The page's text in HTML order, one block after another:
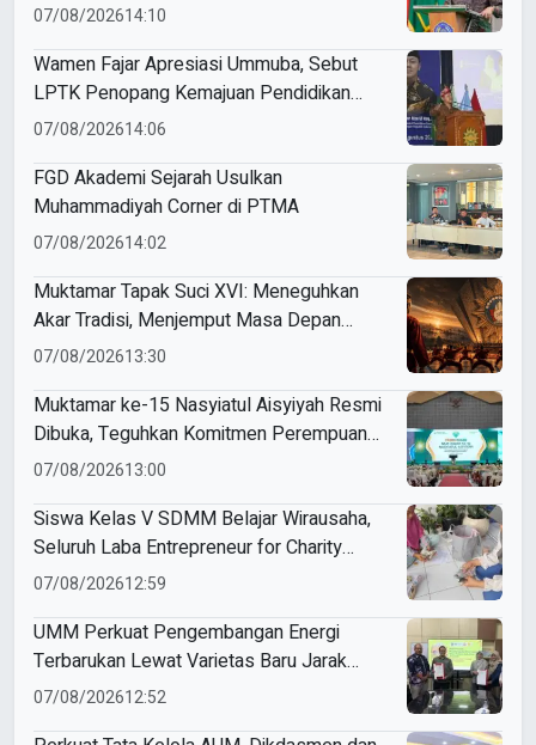
07/08/202614:10
Wamen Fajar Apresiasi Ummuba, Sebut
LPTK Penopang Kemajuan Pendidikan
Indonesia
07/08/202614:06
FGD Akademi Sejarah Usulkan
Muhammadiyah Corner di PTMA
07/08/202614:02
Muktamar Tapak Suci XVI: Meneguhkan
Akar Tradisi, Menjemput Masa Depan
Mendunia
07/08/202613:30
Muktamar ke-15 Nasyiatul Aisyiyah Resmi
Dibuka, Teguhkan Komitmen Perempuan
Muda Berkemajuan
07/08/202613:00
Siswa Kelas V SDMM Belajar Wirausaha,
Seluruh Laba Entrepreneur for Charity
Didonasikan
07/08/202612:59
UMM Perkuat Pengembangan Energi
Terbarukan Lewat Varietas Baru Jarak
Pagar JCUMM5
07/08/202612:52